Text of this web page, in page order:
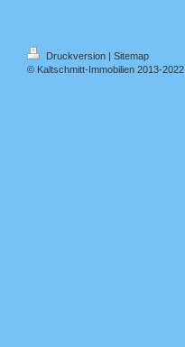
Druckversion | Sitemap
© Kaltschmitt-Immobilien 2013-2022